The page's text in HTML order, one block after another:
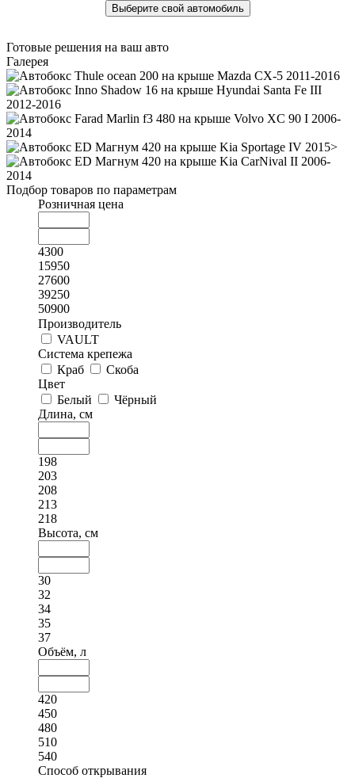
Готовые решения на ваш авто
Галерея
Подбор товаров по параметрам
Розничная цена
4300
15950
27600
39250
50900
Производитель
VAULT
Система крепежа
Краб
Скоба
Цвет
Белый
Чёрный
Длина, см
198
203
208
213
218
Высота, см
30
32
34
35
37
Объём, л
420
450
480
510
540
Способ открывания